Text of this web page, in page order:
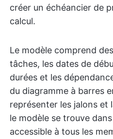
créer un échéancier de
calcul.
Le modèle comprend
tâches, les dates de
durées et les
du diagramme à barres
représenter les jalons et
le modèle se trouve
accessible à tous les